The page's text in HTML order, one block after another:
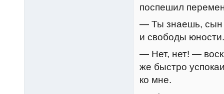
поспешил
— Ты знаешь, сын
и свободы
— Нет, нет! —
же быстро
ко мне.